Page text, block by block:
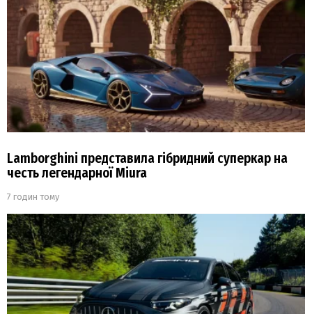
Lamborghini представила гібридний суперкар на
честь легендарної Miura
7 годин тому